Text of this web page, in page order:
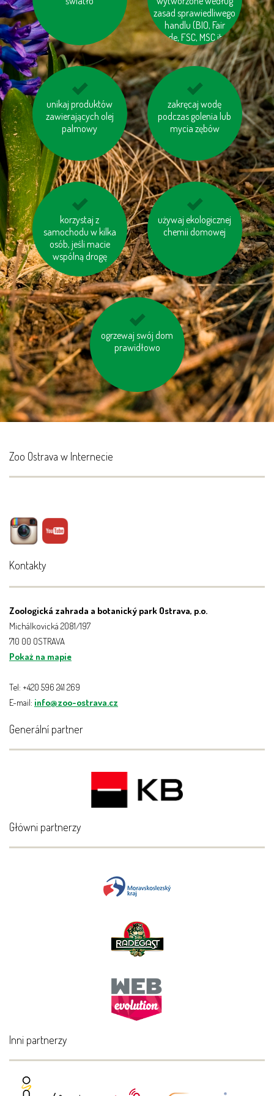
zasad sprawiedliwego
handlu (BIO, Fair
trade, FSC, MSC itp.)
unikaj produktów
zawierających olej
palmowy
niewielkie odległości
pokonuj pieszo
zakręcaj wodę
podczas golenia lub
mycia zębów
rozważ, czy
naprawdę
potrzebujesz nowego
elektronicznego
korzystaj z
samochodu w kilka
osób, jeśli macie
wspólną drogę
oddawaj zużyty
sprzęt elektryczny do
specjalnych
kontenerów lub
używaj ekologicznej
chemii domowej
nie przegrzewaj
pomieszczeń
ogrzewaj swój dom
prawidłowo
nie korzystaj z trybu
„Standby“
Zoo Ostrava w Internecie
Kontakty
Zoologická zahrada a botanický park Ostrava, p.o.
Michálkovická 2081/197
710 00 OSTRAVA
Pokaż na mapie
Tel: +420 596 241 269
E-mail: info@zoo-ostrava.cz
Generální partner
Główni partnerzy
Inni partnerzy